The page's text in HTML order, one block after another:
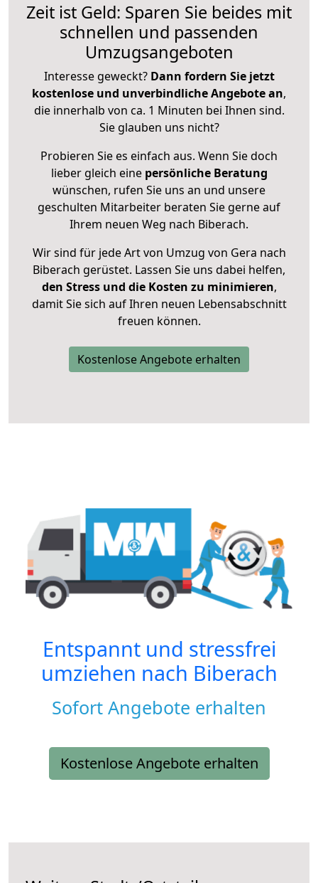
Zeit ist Geld: Sparen Sie beides mit
schnellen und passenden
Umzugsangeboten
Interesse geweckt? Dann fordern Sie jetzt
kostenlose und unverbindliche Angebote an,
die innerhalb von ca. 1 Minuten bei Ihnen sind.
Sie glauben uns nicht?
Probieren Sie es einfach aus. Wenn Sie doch
lieber gleich eine persönliche Beratung
wünschen, rufen Sie uns an und unsere
geschulten Mitarbeiter beraten Sie gerne auf
Ihrem neuen Weg nach Biberach.
Wir sind für jede Art von Umzug von Gera nach
Biberach gerüstet. Lassen Sie uns dabei helfen,
den Stress und die Kosten zu minimieren,
damit Sie sich auf Ihren neuen Lebensabschnitt
freuen können.
Kostenlose Angebote erhalten
Entspannt und stressfrei
umziehen nach Biberach
Sofort Angebote erhalten
Kostenlose Angebote erhalten